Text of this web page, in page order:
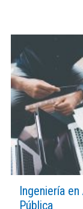
Ingeniería
Pública